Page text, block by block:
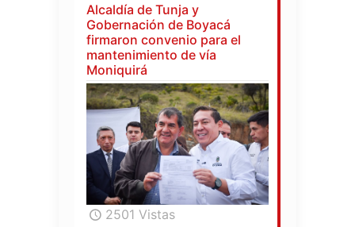
Alcaldía de Tunja y
Gobernación de Boyacá
firmaron convenio para el
mantenimiento de vía
Moniquirá
2501 Vistas